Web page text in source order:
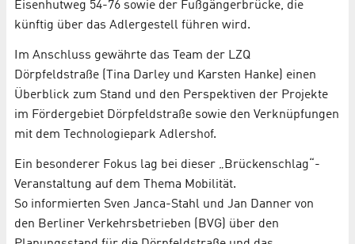
Eisenhutweg 54-76 sowie der Fußgängerbrücke, die
künftig über das Adlergestell führen wird.
Im Anschluss gewährte das Team der LZQ
Dörpfeldstraße (Tina Darley und Karsten Hanke) einen
Überblick zum Stand und den Perspektiven der Projekte
im Fördergebiet Dörpfeldstraße sowie den Verknüpfungen
mit dem Technologiepark Adlershof.
Ein besonderer Fokus lag bei dieser „Brückenschlag“-
Veranstaltung auf dem Thema Mobilität.
So informierten Sven Janca-Stahl und Jan Danner von
den Berliner Verkehrsbetrieben (BVG) über den